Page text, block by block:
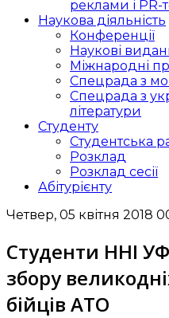
реклами і PR-
Наукова діяльність
Конференції
Наукові
Міжнародні
Спецрада з
Спецрада з
літератури
Студенту
Студентська
Розклад
Розклад сесії
Абітурієнту
Четвер, 05 квітня 2018
Студенти ННІ
збору
бійців АТО